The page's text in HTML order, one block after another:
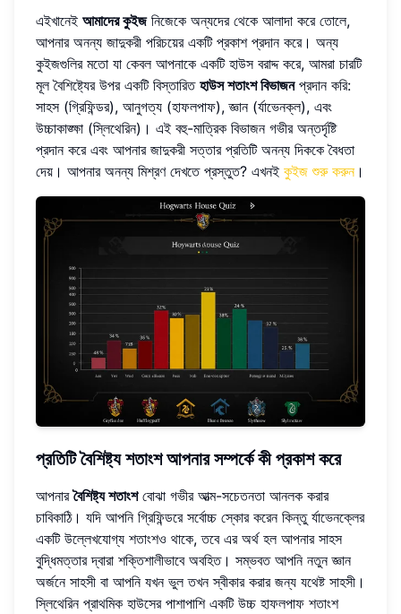
এইখানেই আমাদের কুইজনিজেকে অন্যদের থেকে আলাদা করে তোলে,
আপনার অনন্য জাদুকরী পরিচয়ের একটি প্রকাশ প্রদান করে। অন্য
কুইজগুলির মতো যা কেবল আপনাকে একটি হাউস বরাদ্দ করে, আমরা চারটি
মূল বৈশিষ্ট্যের উপর একটি বিস্তারিত হাউস শতাংশ বিভাজনপ্রদান করি:
সাহস (গ্রিফিন্ডর), আনুগত্য (হাফলপাফ), জ্ঞান (র্যাভেনক্ল), এবং
উচ্চাকাঙ্ক্ষা (স্লিথেরিন)। এই বহু-মাত্রিক বিভাজন গভীর অন্তর্দৃষ্টি
প্রদান করে এবং আপনার জাদুকরী সত্তার প্রতিটি অনন্য দিককে বৈধতা
দেয়। আপনার অনন্য মিশ্রণ দেখতে প্রস্তুত? এখনই কুইজ শুরু করুন।
প্রতিটি বৈশিষ্ট্য শতাংশ আপনার সম্পর্কে কী প্রকাশ করে
আপনারবৈশিষ্ট্য শতাংশবোঝা গভীর আত্ম-সচেতনতা আনলক করার
চাবিকাঠি। যদি আপনি গ্রিফিন্ডরে সর্বোচ্চ স্কোর করেন কিন্তু র্যাভেনক্লের
একটি উল্লেখযোগ্য শতাংশও থাকে, তবে এর অর্থ হল আপনার সাহস
বুদ্ধিমত্তার দ্বারা শক্তিশালীভাবে অবহিত। সম্ভবত আপনি নতুন জ্ঞান
অর্জনে সাহসী বা আপনি যখন ভুল তখন স্বীকার করার জন্য যথেষ্ট সাহসী।
স্লিথেরিন প্রাথমিক হাউসের পাশাপাশি একটি উচ্চ হাফলপাফ শতাংশ